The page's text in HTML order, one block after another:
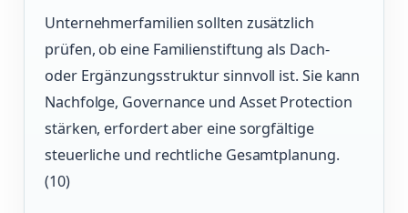
Unternehmerfamilien sollten zusätzlich
prüfen, ob eine Familienstiftung als Dach-
oder Ergänzungsstruktur sinnvoll ist. Sie kann
Nachfolge, Governance und Asset Protection
stärken, erfordert aber eine sorgfältige
steuerliche und rechtliche Gesamtplanung.
(10)